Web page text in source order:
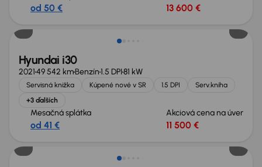
od 50 € 13 600 €
Hyundai i30
202149 542 kmBenzín1.5 DPI81 kW
Servisná knižka Kúpené nové v SR 1.5 DPI
Serv.kniha
+3 ďalších
Mesačná splátka
od 41 €
Akciová cena na úver
11 500 €